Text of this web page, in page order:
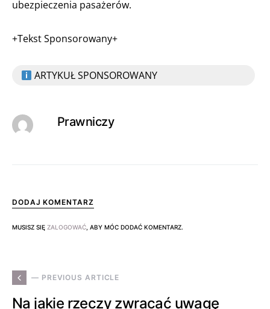
ubezpieczenia pasażerów.
+Tekst Sponsorowany+
ARTYKUŁ SPONSOROWANY
Prawniczy
DODAJ KOMENTARZ
MUSISZ SIĘ ZALOGOWAĆ , ABY MÓC DODAĆ KOMENTARZ.
— PREVIOUS ARTICLE
Na jakie rzeczy zwracać uwagę